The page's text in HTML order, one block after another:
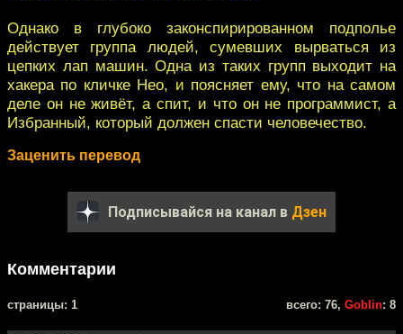
Однако в глубоко законспирированном подполье
действует группа людей, сумевших вырваться из
цепких лап машин. Одна из таких групп выходит на
хакера по кличке Нео, и поясняет ему, что на самом
деле он не живёт, а спит, и что он не программист, а
Избранный, который должен спасти человечество.
Заценить перевод
Подписывайся на канал в Дзен
Комментарии
cтраницы: 1 всего: 76, Goblin: 8